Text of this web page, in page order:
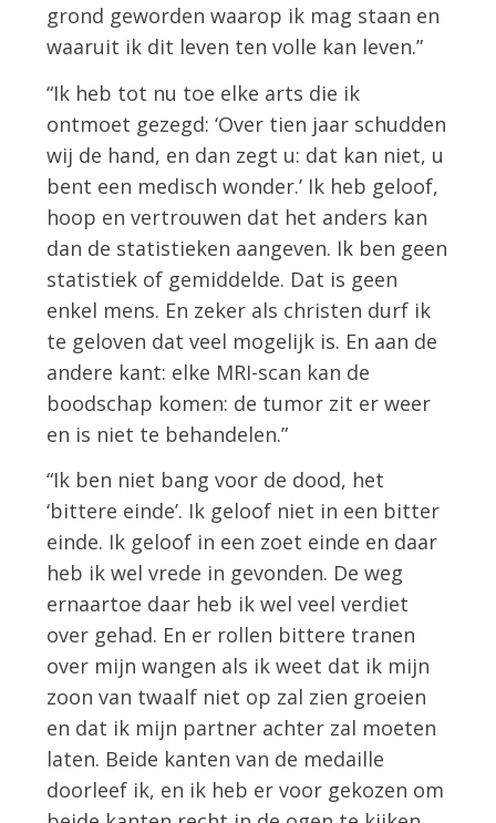
grond geworden waarop ik mag staan en
waaruit ik dit leven ten volle kan leven.”
“Ik heb tot nu toe elke arts die ik
ontmoet gezegd: ‘Over tien jaar schudden
wij de hand, en dan zegt u: dat kan niet, u
bent een medisch wonder.’ Ik heb geloof,
hoop en vertrouwen dat het anders kan
dan de statistieken aangeven. Ik ben geen
statistiek of gemiddelde. Dat is geen
enkel mens. En zeker als christen durf ik
te geloven dat veel mogelijk is. En aan de
andere kant: elke MRI-scan kan de
boodschap komen: de tumor zit er weer
en is niet te behandelen.”
“Ik ben niet bang voor de dood, het
‘bittere einde’. Ik geloof niet in een bitter
einde. Ik geloof in een zoet einde en daar
heb ik wel vrede in gevonden. De weg
ernaartoe daar heb ik wel veel verdiet
over gehad. En er rollen bittere tranen
over mijn wangen als ik weet dat ik mijn
zoon van twaalf niet op zal zien groeien
en dat ik mijn partner achter zal moeten
laten. Beide kanten van de medaille
doorleef ik, en ik heb er voor gekozen om